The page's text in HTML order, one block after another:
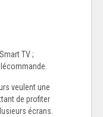
TV ;
veulent une
de profiter
écrans.